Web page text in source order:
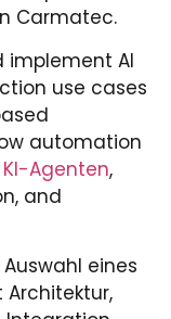
Carmatec.
implement AI
use cases
automation
KI-Agenten,
and
eines
Architektur,